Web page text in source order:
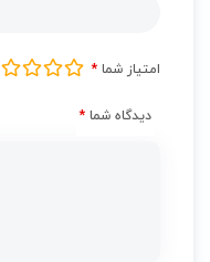
امتیاز شما *
دیدگاه شما *